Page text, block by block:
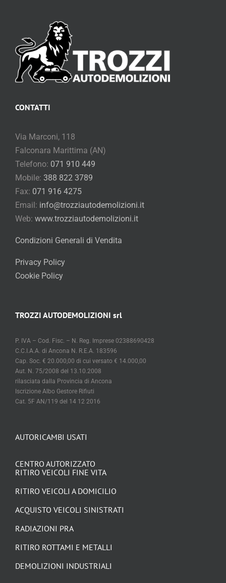
AUTORICAMBI USATI
CENTRO AUTORIZZATO
RITIRO VEICOLI FINE VITA
RITIRO VEICOLI A DOMICILIO
ACQUISTO VEICOLI SINISTRATI
RADIAZIONI PRA
RITIRO ROTTAMI E METALLI
DEMOLIZIONI INDUSTRIALI
CONTATTI
Via Marconi, 118
Falconara Marittima (AN)
Telefono: 071 910 449
Mobile: 388 822 3789
Fax: 071 916 4275
Email: info@trozziautodemolizioni.it
Web: www.trozziautodemolizioni.it
Condizioni Generali di Vendita
Privacy Policy
Cookie Policy
TROZZI AUTODEMOLIZIONI srl
P. IVA – Cod. Fisc. – N. Reg. Imprese 02388690428
C.C.I.A.A. di Ancona N. R.E.A. 183596
Cap. Soc. € 20.000,00 di cui versato € 14.000,00
Aut. N. 75/2008 del 13.10.2008
rilasciata dalla Provincia di Ancona
Iscrizione Albo Gestore Rifiuti
Cat. 5F AN/119 del 14 12 2016